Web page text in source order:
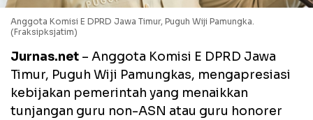
Anggota Komisi E DPRD Jawa Timur, Puguh Wiji Pamungka.
(Fraksipksjatim)
Jurnas.net – Anggota Komisi E DPRD Jawa
Timur, Puguh Wiji Pamungkas, mengapresiasi
kebijakan pemerintah yang menaikkan
tunjangan guru non-ASN atau guru honorer